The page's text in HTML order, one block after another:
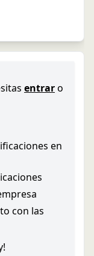
entraro
en
con las